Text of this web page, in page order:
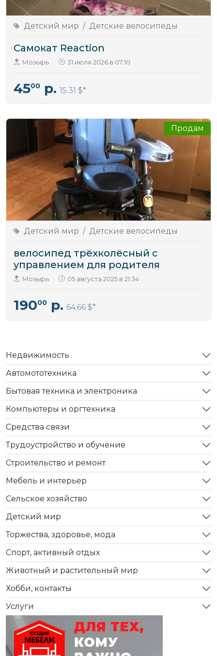
Детский мир / Детские велосипеды
Самокат Reaction
Мозырь 31 июля 2026 в 07:10
4500 р. 15.31 $
Детский мир / Детские велосипеды
Продам
велосипед трёхколёсный с
управлением для родителя
Мозырь 05 августа 2025 в 21:34
19000 р. 64.66 $
Недвижимость
Автомототехника
Бытовая техника и электроника
Компьютеры и оргтехника
Средства связи
Трудоустройство и обучение
Строительство и ремонт
Мебель и интерьер
Сельское хозяйство
Детский мир
Торжества, здоровье, мода
Спорт, активный отдых
Животный и растительный мир
Хобби, контакты
Услуги